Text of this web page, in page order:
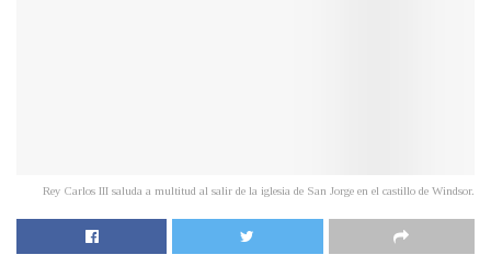
Rey Carlos III saluda a multitud al salir de la iglesia de San Jorge en el castillo de Windsor.